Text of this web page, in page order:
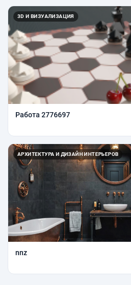
3D И ВИЗУАЛИЗАЦИЯ
Работа 2776697
АРХИТЕКТУРА И ДИЗАЙН ИНТЕРЬЕРОВ
nnz